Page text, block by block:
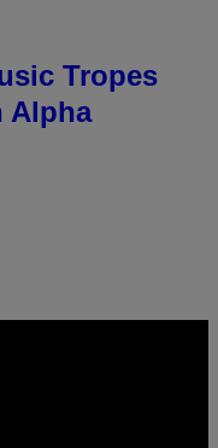
Tropes
Alpha